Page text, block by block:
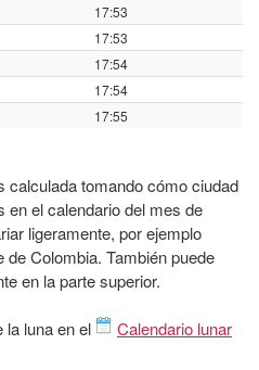
17:53
17:53
17:54
17:54
17:55
calculada tomando cómo ciudad
en el calendario del mes de
ligeramente, por ejemplo
Colombia. También puede
en la parte superior.
la luna en el
Calendario lunar